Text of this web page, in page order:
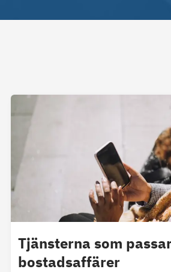
Tjänsterna som
bostadsaffärer